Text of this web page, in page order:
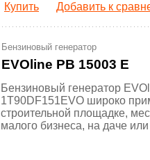
Купить Добавить к
Бензиновый генератор
EVOline PB 15003 E
Бензиновый генератор
1T90DF151EVO широко
строительной площадке,
малого бизнеса, на даче